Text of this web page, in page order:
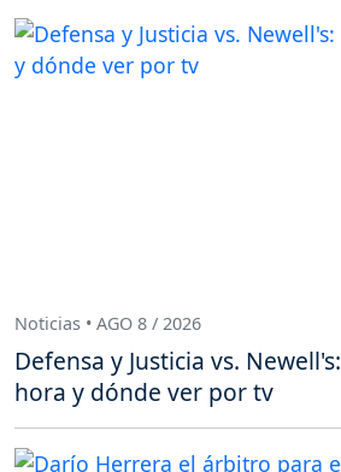
Noticias • AGO 8 / 2026
Defensa y Justicia vs.
hora y dónde ver por tv